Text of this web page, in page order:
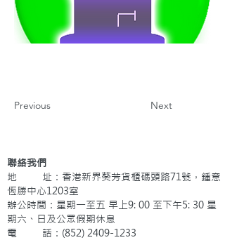
Previous Next
聯絡我們
地 址：香港新界葵芳貨櫃碼頭路71號，鍾意
恆勝中心1203室
辦公時間：星期一至五 早上9: 00 至下午5: 30 星
期六、日及公眾假期休息
電 話：(852) 2409-1233